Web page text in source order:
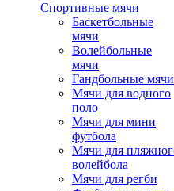
Спортивные мячи
Баскетбольные
мячи
Волейбольные
мячи
Гандбольные мячи
Мячи для водного
поло
Мячи для мини
футбола
Мячи для
волейбола
Мячи для регби